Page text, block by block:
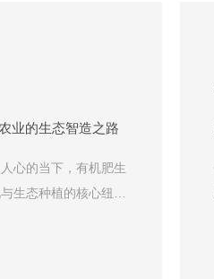
业的生态智造之路
心的当下，有机肥生
生态种植的核心纽